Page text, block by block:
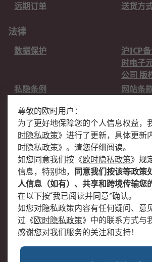
远期订单
送货方
法律
数据保护
沪ICP
时电子
公司 版
私隐条例
网站条
关于欧时
欧时销售条款
账户和付
企业集团
全球办
关于我们
新闻中
加入我们
尊敬的欧时用户：
为了更好地保障您的个人信息权益，
时隐私政策》 进行了更新，具体更新
时隐私政策》 。请您仔细阅读。
如您同意我们按 《欧时隐私政策》 规
信息，特别地，
同意我们按该等政策
人信息（如有）、共享和跨境传输您
在以下按“我已阅读并同意”确认。
如您对隐私政策内容有任何疑问、意
过 《欧时隐私政策》 中的联系方式与
感谢您对我们服务的关注和支持！